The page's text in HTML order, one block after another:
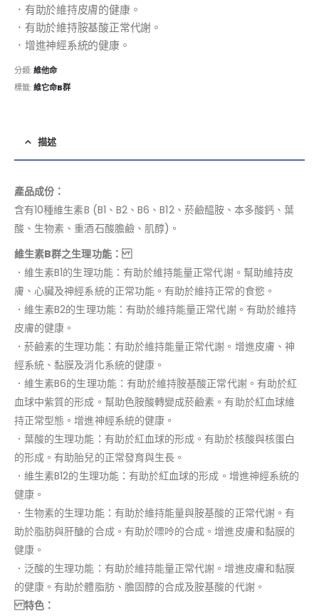
．有助於維持皮膚的健康。
．有助於維持胺基酸正常代謝。
．增進神經系統的健康。
分類:維他命
標籤:維它命B群
描述
產品成份：
含有10種維生素B (B1、B2、B6、B12、菸鹼醯胺、本多酸鈣、葉
酸、生物素、重酒石酸膽鹼、肌醇)。
維生素B群之生理功能：
．維生素B1的生理功能：有助於維持能量正常代謝。幫助維持皮
膚、心臟及神經系統的正常功能。有助於維持正常的食慾。
．維生素B2的生理功能：有助於維持能量正常代謝。有助於維持
皮膚的健康。
．菸鹼素的生理功能：有助於維持能量正常代謝。增進皮膚、神
經系統、黏膜及消化系統的健康。
．維生素B6的生理功能：有助於維持胺基酸正常代謝。有助於紅
血球中紫質的形成。幫助色胺酸轉變成菸鹼素。有助於紅血球維
持正常型態。增進神經系統的健康。
．葉酸的生理功能：有助於紅血球的形成。有助於核酸與核蛋白
的形成。有助胎兒的正常發育與生長。
．維生素B12的生理功能：有助於紅血球的形成。增進神經系統的
健康。
．生物素的生理功能：有助於維持能量與胺基酸的正常代謝。有
助於脂肪與肝醣的合成。有助於嘌呤的合成。增進皮膚和黏膜的
健康。
．泛酸的生理功能：有助於維持能量正常代謝。增進皮膚和黏膜
的健康。有助於體脂肪、膽固醇的合成及胺基酸的代謝。
特色：